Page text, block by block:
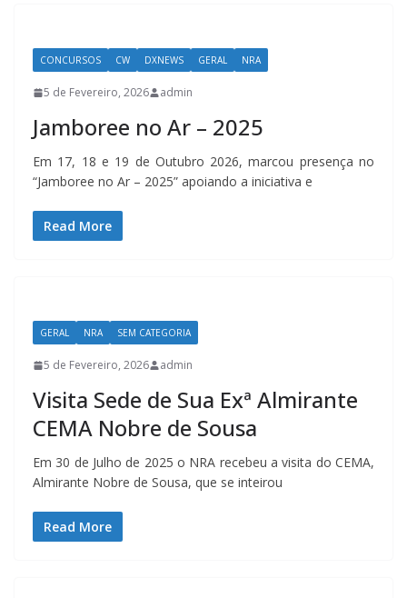
CONCURSOS CW DXNEWS GERAL NRA
5 de Fevereiro, 2026 admin
Jamboree no Ar – 2025
Em 17, 18 e 19 de Outubro 2026, marcou presença no
“Jamboree no Ar – 2025” apoiando a iniciativa e
Read More
GERAL NRA SEM CATEGORIA
5 de Fevereiro, 2026 admin
Visita Sede de Sua Exª Almirante
CEMA Nobre de Sousa
Em 30 de Julho de 2025 o NRA recebeu a visita do CEMA,
Almirante Nobre de Sousa, que se inteirou
Read More